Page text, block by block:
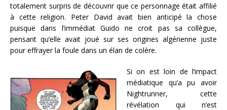
totalement surpris de découvrir que ce personnage était affilié
à cette religion. Peter David avait bien anticipé la chose
puisque dans l’immédiat Guido ne croit pas sa collègue,
pensant qu’elle avait joué sur ses origines algérienne juste
pour effrayer la foule dans un élan de colère.
Si on est loin de l’impact
médiatique qu’a pu avoir
Nightrunner, cette
révélation qui n’est